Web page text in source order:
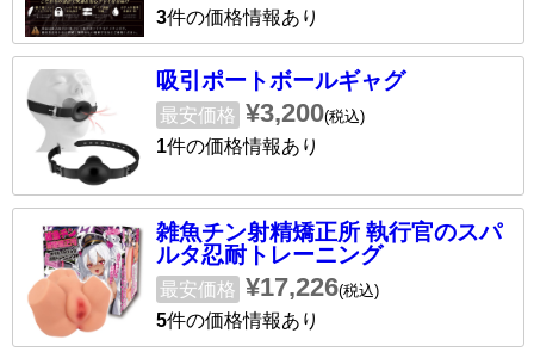
3件の価格情報あり
吸引ポートボールギャグ
最安価格 ¥3,200(税込)
1件の価格情報あり
雑魚チン射精矯正所 執行官のスパ
ルタ忍耐トレーニング
最安価格 ¥17,226(税込)
5件の価格情報あり